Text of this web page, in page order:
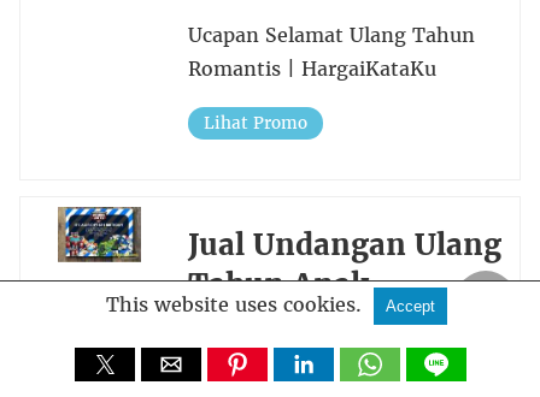
Ucapan Selamat Ulang Tahun
Romantis | HargaiKataKu
Lihat Promo
Jual Undangan Ulang
Tahun Anak
Transformer /
Birthday Invitation
This website uses cookies. Accept